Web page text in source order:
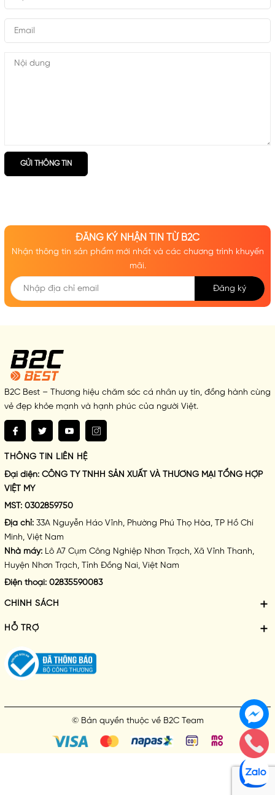
GỬI THÔNG TIN
ĐĂNG KÝ NHẬN TIN TỪ B2C
Nhận thông tin sản phẩm mới nhất và các chương trình khuyến
mãi.
Đăng ký
B2C Best – Thương hiệu chăm sóc cá nhân uy tín, đồng hành cùng
vẻ đẹp khỏe mạnh và hạnh phúc của người Việt.
THÔNG TIN LIÊN HỆ
Đại diện: CÔNG TY TNHH SẢN XUẤT VÀ THƯƠNG MẠI TỔNG HỢP
VIỆT MY
MST: 0302859750
Địa chỉ: 33A Nguyễn Háo Vĩnh, Phường Phú Thọ Hòa, TP Hồ Chí
Minh, Việt Nam
Nhà máy: Lô A7 Cụm Công Nghiệp Nhơn Trạch, Xã Vĩnh Thanh,
Huyện Nhơn Trạch, Tỉnh Đồng Nai, Việt Nam
Điện thoại: 02835590083
CHÍNH SÁCH
HỖ TRỢ
© Bản quyền thuộc về B2C Team